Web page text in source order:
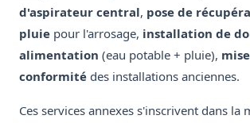
d'aspirateur central, pose de
pluie pour l'arrosage, installation de
alimentation (eau potable + pluie),
conformité des installations anciennes.
Ces services annexes s'inscrivent dans la